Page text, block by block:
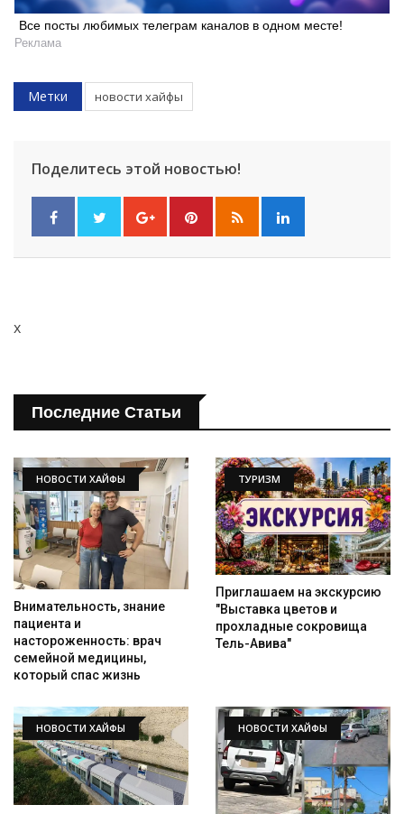
Все посты любимых телеграм каналов в одном месте!
Реклама
Метки новости хайфы
Поделитесь этой новостью!
x
Последние Статьи
НОВОСТИ ХАЙФЫ
Внимательность, знание
пациента и
настороженность: врач
семейной медицины,
который спас жизнь
ТУРИЗМ
Приглашаем на экскурсию
"Выставка цветов и
прохладные сокровища
Тель-Авива"
НОВОСТИ ХАЙФЫ НОВОСТИ ХАЙФЫ